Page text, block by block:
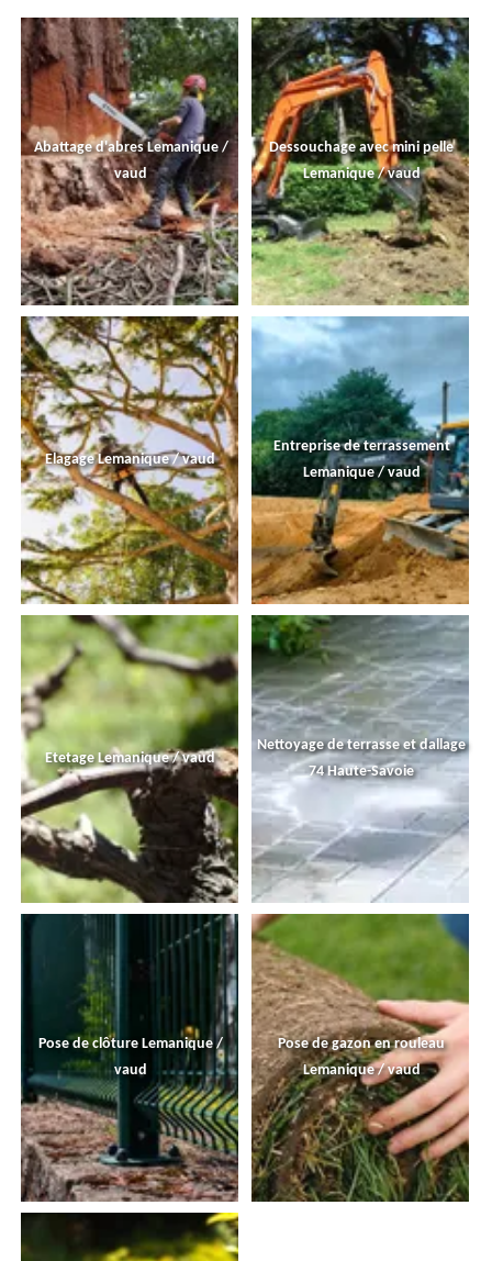
Abattage d'abres Lemanique /
vaud
Dessouchage avec mini pelle
Lemanique / vaud
Elagage Lemanique / vaud
Entreprise de terrassement
Lemanique / vaud
Etetage Lemanique / vaud
Nettoyage de terrasse et dallage
74 Haute-Savoie
Pose de clôture Lemanique /
vaud
Pose de gazon en rouleau
Lemanique / vaud